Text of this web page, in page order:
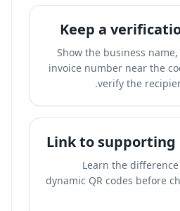
Keep a
Show the business
invoice number near the
verify the
Link to supporting
Learn the
dynamic QR codes before